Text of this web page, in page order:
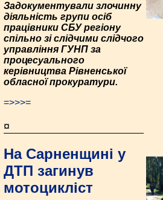
Задокументували злочинну
діяльність групи осіб
працівники СБУ регіону
спільно зі слідчими слідчого
управління ГУНП за
процесуального
керівництва Рівненської
обласної прокуратури.
=>>>=
¤
На Сарненщині у
ДТП загинув
мотоцикліст